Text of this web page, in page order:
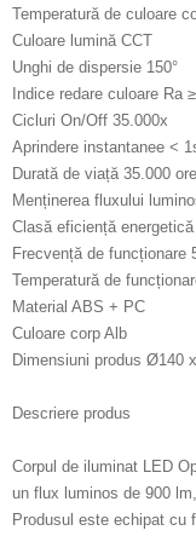
Temperatură de culoare
Culoare lumină CCT
Unghi de dispersie 150°
Indice redare culoare Ra
Cicluri On/Off 35.000x
Aprindere instantanee <
Durată de viață 35.000 ore
Menținerea fluxului
Clasă eficiență
Frecvență de funcționare
Temperatură de
Material ABS + PC
Culoare corp Alb
Dimensiuni produs Ø140
Descriere produs
Corpul de iluminat LED
un flux luminos de 900
Produsul este echipat cu